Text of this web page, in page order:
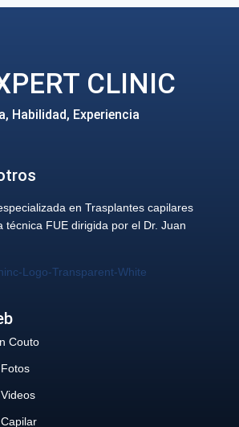
CLINIC
Habilidad, Experiencia
en Trasplantes capilares
técnica FUE dirigida por el Dr. Juan
Couto